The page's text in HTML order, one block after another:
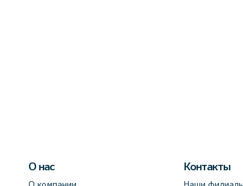
О нас Контакты